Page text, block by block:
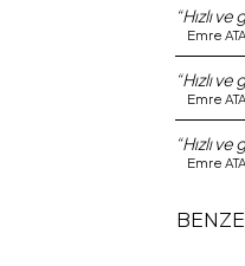
“Hızlı
Emre
“Hızlı
Emre
“Hızlı
Emre